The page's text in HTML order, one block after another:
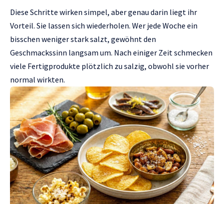
Diese Schritte wirken simpel, aber genau darin liegt ihr
Vorteil. Sie lassen sich wiederholen. Wer jede Woche ein
bisschen weniger stark salzt, gewöhnt den
Geschmackssinn langsam um. Nach einiger Zeit schmecken
viele Fertigprodukte plötzlich zu salzig, obwohl sie vorher
normal wirkten.